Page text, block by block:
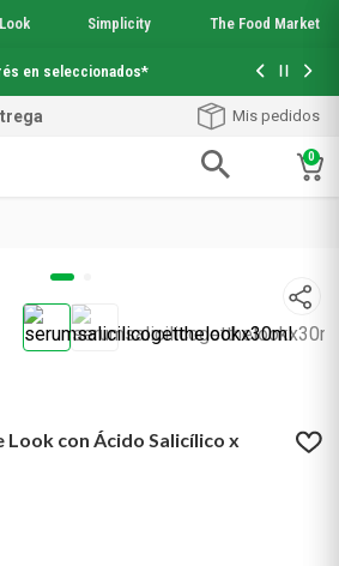
Simplicity The Food Market
en seleccionados*
Con tu
¡Envío
Mis pedidos
0
Look con Ácido Salicílico x